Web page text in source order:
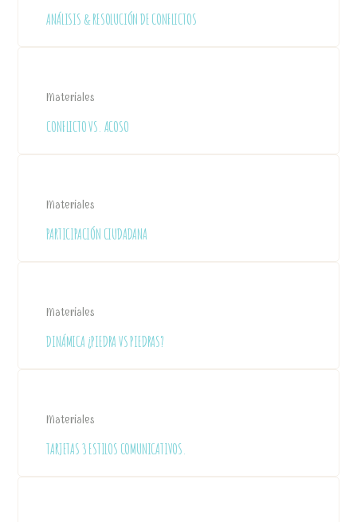
ANÁLISIS & RESOLUCIÓN DE CONFLICTOS
Materiales
CONFLICTO VS. ACOSO
Materiales
PARTICIPACIÓN CIUDADANA
Materiales
DINÁMICA ¿PIEDRA VS PIEDRAS?
Materiales
TARJETAS 3 ESTILOS COMUNICATIVOS.